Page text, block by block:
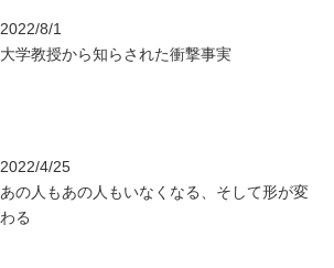
2022/8/1
大学教授から知らされた衝撃事実
2022/4/25
あの人もあの人もいなくなる、そして形が変
わる